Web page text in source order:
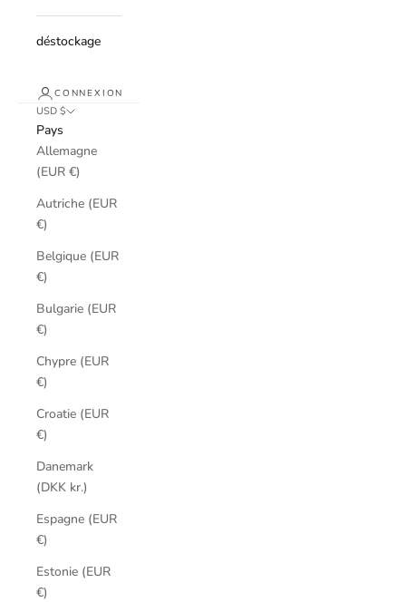
déstockage
CONNEXION
USD $
Pays
Allemagne
(EUR €)
Autriche (EUR
€)
Belgique (EUR
€)
Bulgarie (EUR
€)
Chypre (EUR
€)
Croatie (EUR
€)
Danemark
(DKK kr.)
Espagne (EUR
€)
Estonie (EUR
€)